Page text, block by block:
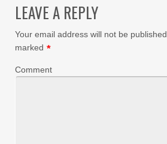
LEAVE A REPLY
Your email address will not be published.
marked *
Comment